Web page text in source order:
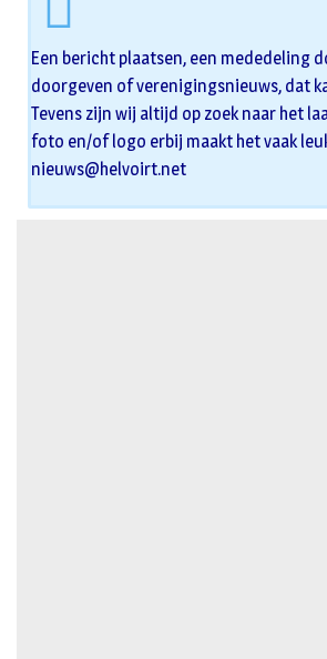
Een bericht plaatsen, een mededeling
doorgeven of verenigingsnieuws, dat
Tevens zijn wij altijd op zoek naar het
foto en/of logo erbij maakt het vaak
nieuws@helvoirt.net